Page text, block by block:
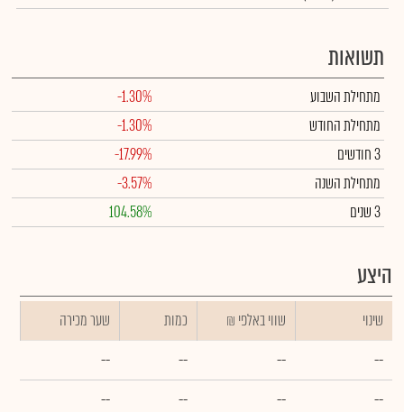
תשואות
מתחילת השבוע
-1.30%
מתחילת החודש
-1.30%
3 חודשים
-17.99%
מתחילת השנה
-3.57%
3 שנים
104.58%
היצע
שינוי ₪ שווי באלפי כמות
שער מכירה
--
--
--
--
--
--
--
--